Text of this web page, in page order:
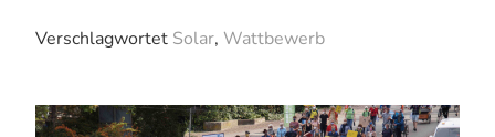
Verschlagwortet Solar, Wattbewerb